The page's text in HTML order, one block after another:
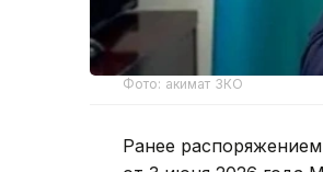
Фото: акимат ЗКО
Ранее